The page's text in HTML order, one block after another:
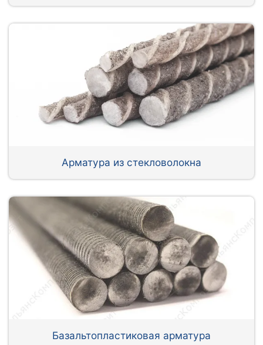
Арматура из стекловолокна
Базальтопластиковая арматура